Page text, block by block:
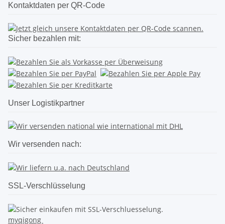
Kontaktdaten per QR-Code
Sicher bezahlen mit:
Unser Logistikpartner
Wir versenden nach:
SSL-Verschlüsselung
myqigong